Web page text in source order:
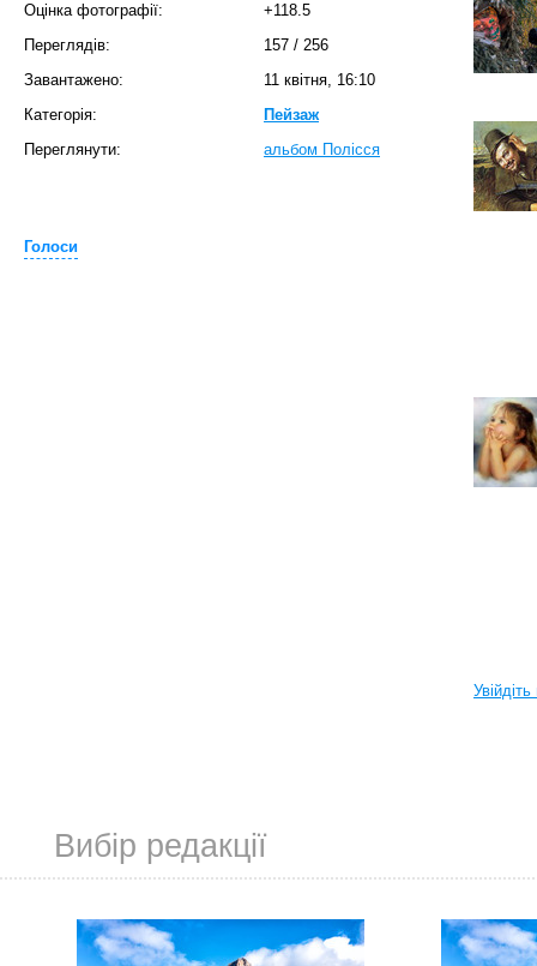
Оцінка фотографії:
+118.5
Переглядів:
157 / 256
Завантажено:
11 квітня, 16:10
Категорія:
Пейзаж
Переглянути:
альбом Полісся
Голоси
Вибір редакції